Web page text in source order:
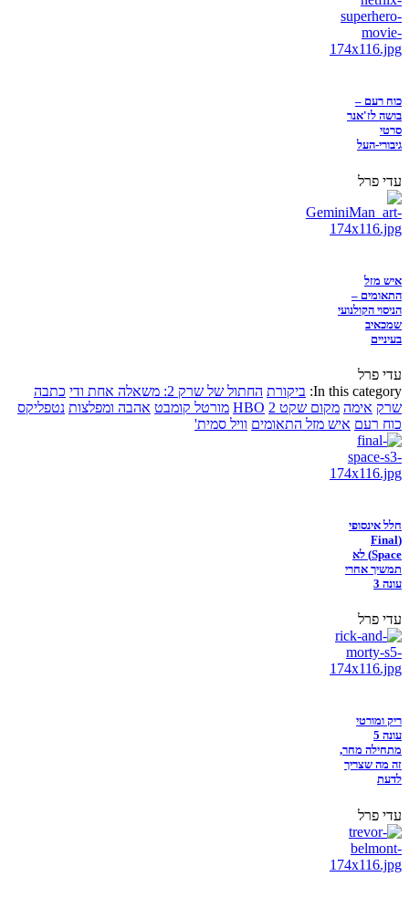
כוח רעם –
בושה לז'אנר
סרטי
גיבורי-העל
עדי פרל
איש מזל
התאומים –
הניסוי הקולנועי
שמכאיב
בעיניים
עדי פרל
In this category: ביקורת החתול של שרק 2: משאלה אחת ודי
כתבה
שרק אימה מקום שקט 2 HBO מורטל קומבט אהבה ומפלצות נטפליקס
כוח רעם איש מזל התאומים וויל סמית'
חלל אינסופי
(Final
Space) לא
תמשיך אחרי
עונה 3
עדי פרל
ריק ומורטי
עונה 5
מתחילה מחר,
זה מה שצריך
לדעת
עדי פרל